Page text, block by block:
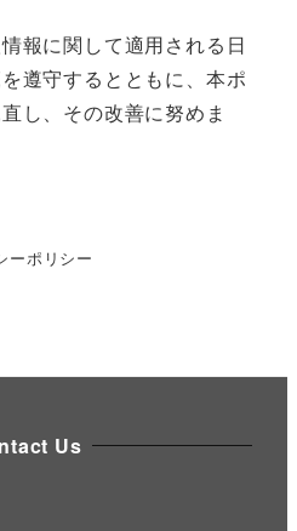
報に関して適用される日
遵守するとともに、本ポ
し、その改善に努めま
ーポリシー
Us